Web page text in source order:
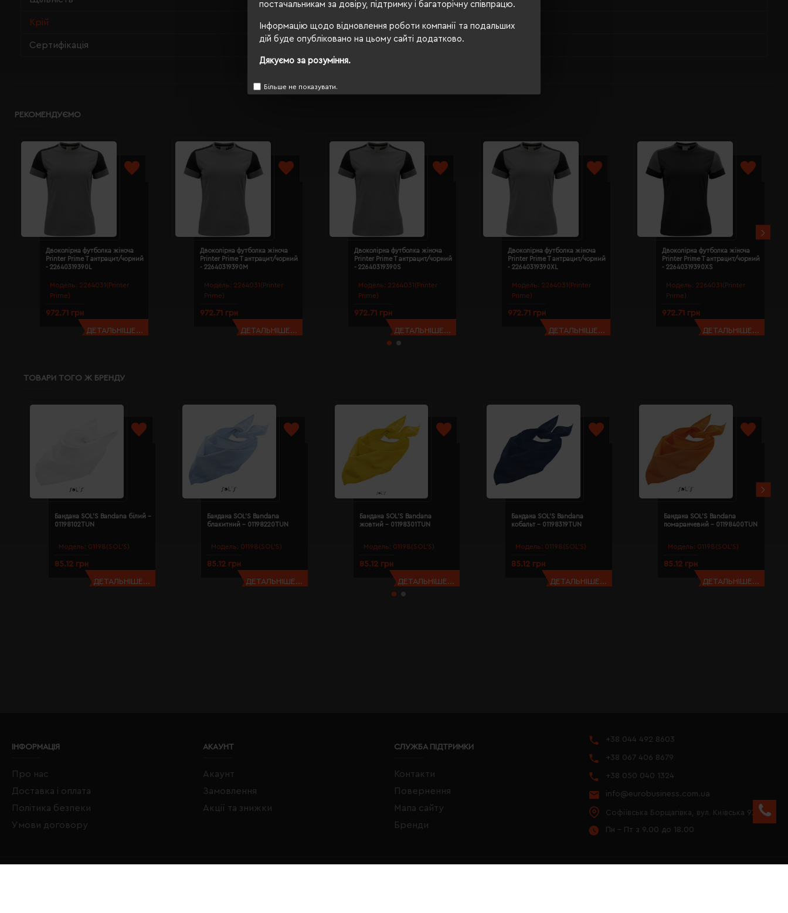
постачальникам за довіру, підтримку і багаторічну співпрацю.
Інформацію щодо відновлення роботи компанії та подальших
дій буде опубліковано на цьому сайті додатково.
Дякуємо за розуміння.
Більше не показувати.
Крій приталений
Сертифікація OEKO-TEX® Standard 100, PETA-Approved Vegan
РЕКОМЕНДУЄМО
Модель: 2264031(Printer
Prime)
Двоколірна футболка жіноча
Printer Prime T антрацит/чорний
- 22640319390L
972.71 грн
ДЕТАЛЬНІШЕ...
Модель: 2264031(Printer
Prime)
Двоколірна футболка жіноча
Printer Prime T антрацит/чорний
- 22640319390M
972.71 грн
ДЕТАЛЬНІШЕ...
Модель: 2264031(Printer
Prime)
Двоколірна футболка жіноча
Printer Prime T антрацит/чорний
- 22640319390S
972.71 грн
ДЕТАЛЬНІШЕ...
Модель: 2264031(Printer
Prime)
Двоколірна футболка жіноча
Printer Prime T антрацит/чорний
- 22640319390XL
972.71 грн
ДЕТАЛЬНІШЕ...
Модель: 2264031(Printer
Prime)
Двоколірна футболка жіноча
Printer Prime T антрацит/чорний
- 22640319390XS
972.71 грн
ДЕТАЛЬНІШЕ...
ТОВАРИ ТОГО Ж БРЕНДУ
Модель: 01198(SOL’S)
Бандана SOL'S Bandana білий -
01198102TUN
85.12 грн
ДЕТАЛЬНІШЕ...
Модель: 01198(SOL’S)
Бандана SOL'S Bandana
блакитний - 01198220TUN
85.12 грн
ДЕТАЛЬНІШЕ...
Модель: 01198(SOL’S)
Бандана SOL'S Bandana
жовтий - 01198301TUN
85.12 грн
ДЕТАЛЬНІШЕ...
Модель: 01198(SOL’S)
Бандана SOL'S Bandana
кобальт - 01198319TUN
85.12 грн
ДЕТАЛЬНІШЕ...
Модель: 01198(SOL’S)
Бандана SOL'S Bandana
помаранчевий - 01198400TUN
85.12 грн
ДЕТАЛЬНІШЕ...
ІНФОРМАЦІЯ
Про нас
Доставка і оплата
Політика безпеки
Умови договору
АКАУНТ
Акаунт
Замовлення
Акції та знижки
СЛУЖБА ПІДТРИМКИ
Контакти
Повернення
Мапа сайту
Бренди
+38 044 492 8603
+38 067 406 8679
+38 050 040 1324
info@eurobusiness.com.ua
Софіївська Борщагівка, вул. Київська 97
Пн - Пт з 9.00 до 18.00